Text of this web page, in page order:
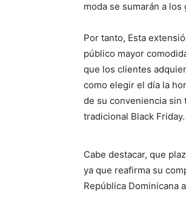
moda se sumarán a
Por tanto, Esta
público mayor
que los clientes
como elegir el día la
de su conveniencia sin
tradicional Black Friday.
Cabe destacar, que
ya que reafirma su
República Dominicana